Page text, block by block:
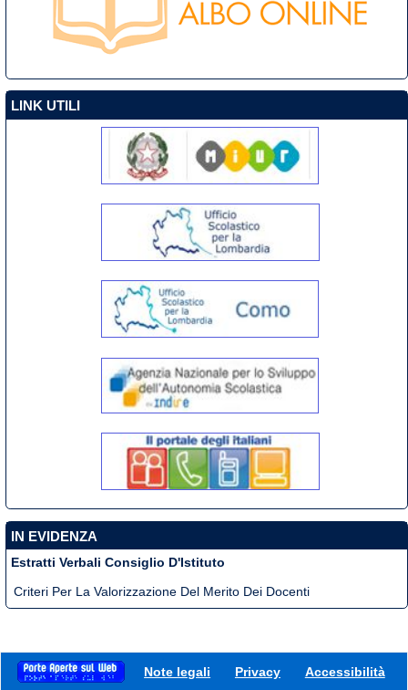
LINK UTILI
IN EVIDENZA
Estratti Verbali Consiglio D'Istituto
Criteri Per La Valorizzazione Del Merito Dei Docenti
Note legali Privacy Accessibilità